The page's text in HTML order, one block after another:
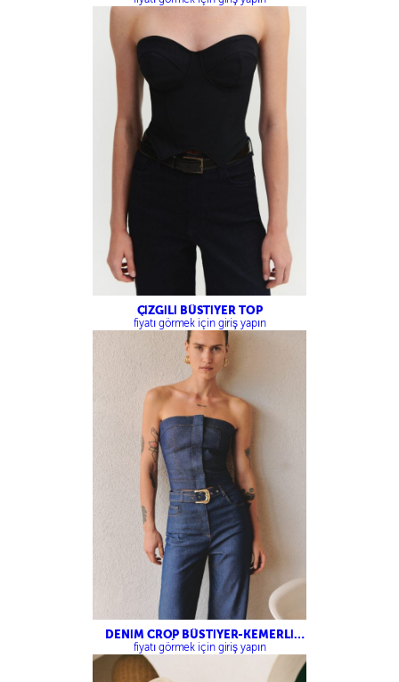
ÇİZGİLİ BÜSTİYER TOP
fiyatı görmek için giriş yapın
DENİM CROP BÜSTİYER-KEMERLİ
DENİM PANTOLON
fiyatı görmek için giriş yapın